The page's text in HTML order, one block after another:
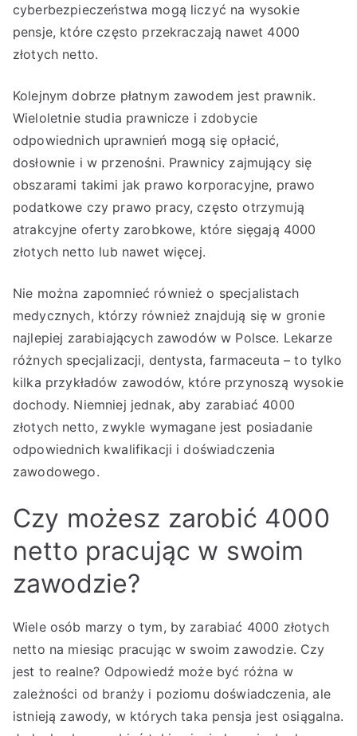
cyberbezpieczeństwa mogą liczyć na wysokie
pensje, które często przekraczają nawet 4000
złotych netto.
Kolejnym dobrze płatnym zawodem jest prawnik.
Wieloletnie studia prawnicze i zdobycie
odpowiednich uprawnień mogą się opłacić,
dosłownie i w przenośni. Prawnicy zajmujący się
obszarami takimi jak prawo korporacyjne, prawo
podatkowe czy prawo pracy, często otrzymują
atrakcyjne oferty zarobkowe, które sięgają 4000
złotych netto lub nawet więcej.
Nie można zapomnieć również o specjalistach
medycznych, którzy również znajdują się w gronie
najlepiej zarabiających zawodów w Polsce. Lekarze
różnych specjalizacji, dentysta, farmaceuta – to tylko
kilka przykładów zawodów, które przynoszą wysokie
dochody. Niemniej jednak, aby zarabiać 4000
złotych netto, zwykle wymagane jest posiadanie
odpowiednich kwalifikacji i doświadczenia
zawodowego.
Czy możesz zarobić 4000
netto pracując w swoim
zawodzie?
Wiele osób marzy o tym, by zarabiać 4000 złotych
netto na miesiąc pracując w swoim zawodzie. Czy
jest to realne? Odpowiedź może być różna w
zależności od branży i poziomu doświadczenia, ale
istnieją zawody, w których taka pensja jest osiągalna.